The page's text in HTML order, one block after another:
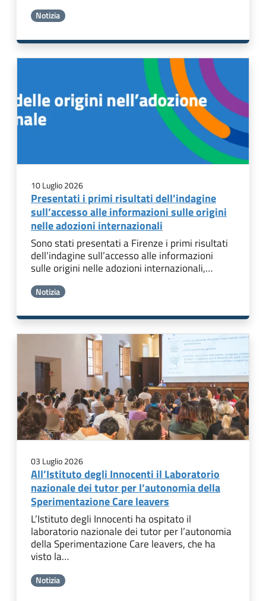
Notizia
10 Luglio 2026
Presentati i primi risultati dell’indagine
sull’accesso alle informazioni sulle origini
nelle adozioni internazionali
Sono stati presentati a Firenze i primi risultati
dell’indagine sull’accesso alle informazioni
sulle origini nelle adozioni internazionali,…
Notizia
03 Luglio 2026
All’Istituto degli Innocenti il Laboratorio
nazionale dei tutor per l’autonomia della
Sperimentazione Care leavers
L’Istituto degli Innocenti ha ospitato il
laboratorio nazionale dei tutor per l’autonomia
della Sperimentazione Care leavers, che ha
visto la…
Notizia